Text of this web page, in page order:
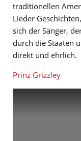
traditionellen
Lieder
sich der Sänger,
durch die Staaten
direkt und ehrlich.
Prinz Grizzley